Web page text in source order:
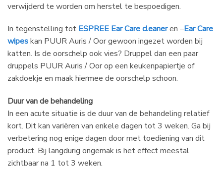
verwijderd te worden om herstel te bespoedigen.
In tegenstelling tot ESPREE Ear Care cleaneren –Ear Care
wipeskan PUUR Auris / Oor gewoon ingezet worden bij
katten. Is de oorschelp ook vies? Druppel dan een paar
druppels PUUR Auris / Oor op een keukenpapiertje of
zakdoekje en maak hiermee de oorschelp schoon.
Duur van de behandeling
In een acute situatie is de duur van de behandeling relatief
kort. Dit kan variëren van enkele dagen tot 3 weken. Ga bij
verbetering nog enige dagen door met toediening van dit
product. Bij langdurig ongemak is het effect meestal
zichtbaar na 1 tot 3 weken.